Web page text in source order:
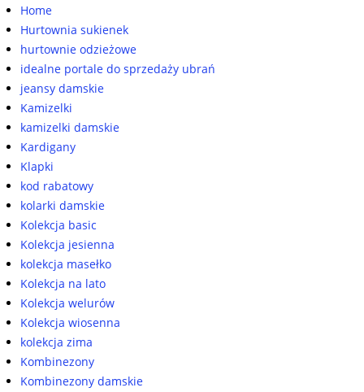
Home
Hurtownia sukienek
hurtownie odzieżowe
idealne portale do sprzedaży ubrań
jeansy damskie
Kamizelki
kamizelki damskie
Kardigany
Klapki
kod rabatowy
kolarki damskie
Kolekcja basic
Kolekcja jesienna
kolekcja masełko
Kolekcja na lato
Kolekcja welurów
Kolekcja wiosenna
kolekcja zima
Kombinezony
Kombinezony damskie